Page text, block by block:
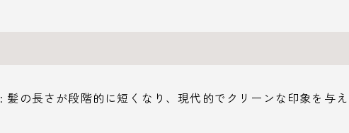
: 髪の長さが段階的に短くなり、現代的でクリーンな印象を与え